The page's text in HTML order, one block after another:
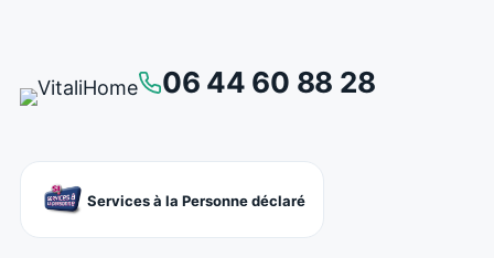
06 44 60 88 28
Services à la Personne déclaré